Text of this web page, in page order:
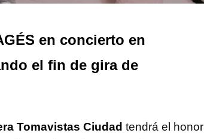
en concierto en
el fin de gira de
Tomavistas Ciudad tendrá el honor